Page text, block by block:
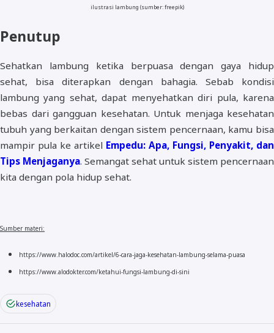
ilustrasi lambung (sumber: freepik)
Penutup
Sehatkan lambung ketika berpuasa dengan gaya hidup
sehat, bisa diterapkan dengan bahagia. Sebab kondisi
lambung yang sehat, dapat menyehatkan diri pula, karena
bebas dari gangguan kesehatan. Untuk menjaga kesehatan
tubuh yang berkaitan dengan sistem pencernaan, kamu bisa
mampir pula ke artikel Empedu: Apa, Fungsi, Penyakit, dan
Tips Menjaganya. Semangat sehat untuk sistem pencernaan
kita dengan pola hidup sehat.
Sumber materi:
https://www.halodoc.com/artikel/6-cara-jaga-kesehatan-lambung-selama-puasa
https://www.alodokter.com/ketahui-fungsi-lambung-di-sini
kesehatan